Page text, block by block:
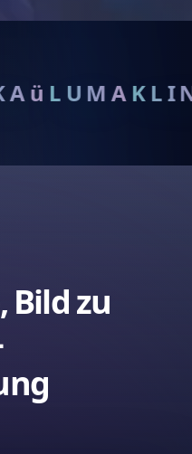
Bild zu